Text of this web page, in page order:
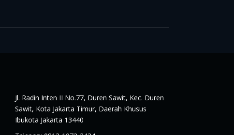
Jl. Radin Inten II No.77, Duren Sawit, Kec. Duren
Sawit, Kota Jakarta Timur, Daerah Khusus
Ibukota Jakarta 13440